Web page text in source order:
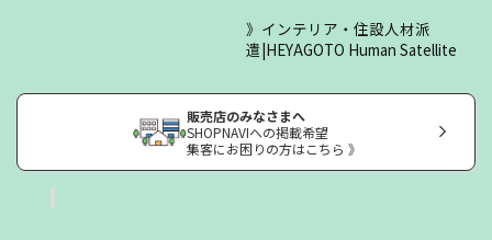
インテリア・住設人材派
遣|HEYAGOTO Human Satellite
販売店のみなさまへ
SHOPNAVIへの掲載希望
集客にお困りの方はこちら 》